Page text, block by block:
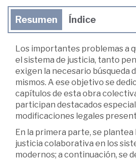
Resumen Índice
Los importantes problemas a
el sistema de justicia, tanto
exigen la necesario búsqueda
mismos. A ese objetivo se
capítulos de esta obra
participan destacados
modificaciones legales
En la primera parte, se plantea
justicia colaborativa en los
modernos; a continuación, se